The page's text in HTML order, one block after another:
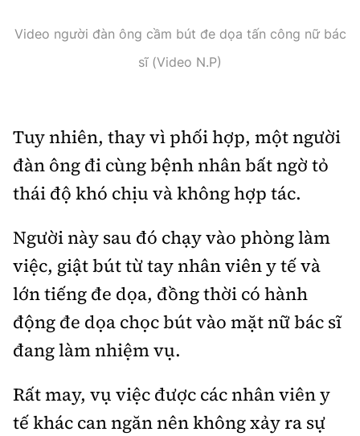
Cấm sao chép dưới mọi hình thức nếu không có sự
chấp thuận bằng văn bản.
Thông tin tòa
soạn
Video người đàn ông cầm bút đe dọa tấn công nữ bác
sĩ (Video N.P)
Tuy nhiên, thay vì phối hợp, một người
đàn ông đi cùng bệnh nhân bất ngờ tỏ
thái độ khó chịu và không hợp tác.
Người này sau đó chạy vào phòng làm
việc, giật bút từ tay nhân viên y tế và
lớn tiếng đe dọa, đồng thời có hành
động đe dọa chọc bút vào mặt nữ bác sĩ
đang làm nhiệm vụ.
Rất may, vụ việc được các nhân viên y
tế khác can ngăn nên không xảy ra sự